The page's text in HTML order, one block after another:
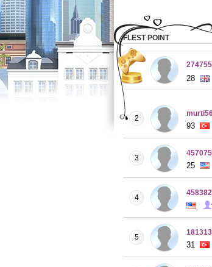
FLEST POINT
28
2
93
3
25
4
5
31